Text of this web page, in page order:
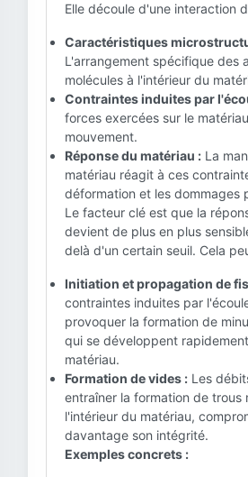
Elle découle d'une interaction
Caractéristiques
L'arrangement spécifique des
molécules à l'intérieur du
Contraintes induites par
forces exercées sur le
mouvement.
Réponse du matériau : La
matériau réagit à ces
déformation et les dommages
Le facteur clé est que la
devient de plus en plus
delà d'un certain seuil. Cela
Initiation et propagation de
contraintes induites par
provoquer la formation de
qui se développent
matériau.
Formation de vides : Les
entraîner la formation de trous
l'intérieur du matériau,
davantage son intégrité.
Exemples concrets :